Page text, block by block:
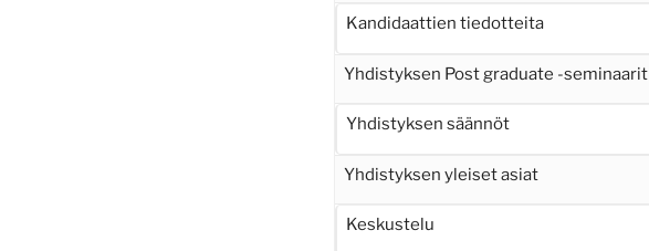
Kandidaattien tiedotteita
Yhdistyksen Post graduate -seminaarit
Yhdistyksen säännöt
Yhdistyksen yleiset asiat
Keskustelu